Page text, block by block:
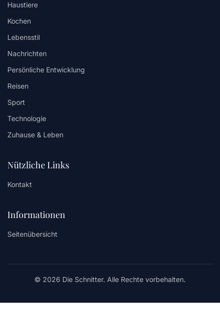
Haustiere
Kochen
Lebensstil
Nachrichten
Persönliche Entwicklung
Reisen
Sport
Technologie
Zuhause & Leben
Nützliche Links
Kontakt
Informationen
Seitenübersicht
© 2026 Die Schnitter. Alle Rechte vorbehalten.